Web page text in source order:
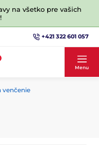
na všetko pre vašich
+421 322 601 057
Menu
venčenie